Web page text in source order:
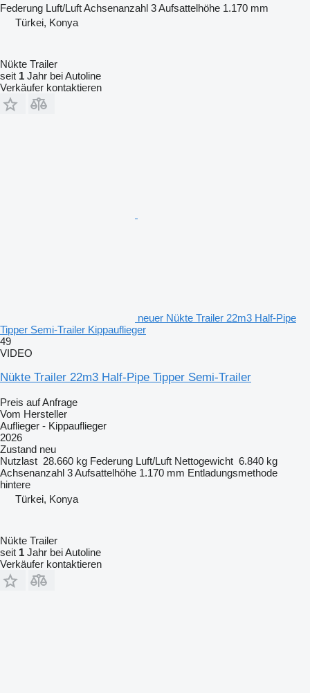
Federung Luft/LuftAchsenanzahl 3Aufsattelhöhe 1.170 mm
Türkei, Konya
Nükte Trailer
seit 1 Jahr bei Autoline
Verkäufer kontaktieren
neuer Nükte Trailer 22m3 Half-Pipe
Tipper Semi-Trailer Kippauflieger
49
VIDEO
Nükte Trailer 22m3 Half-Pipe Tipper Semi-Trailer
Preis auf Anfrage
Vom Hersteller
Auflieger - Kippauflieger
2026
Zustand neu
Nutzlast 28.660 kg Federung Luft/Luft Nettogewicht 6.840 kg
Achsenanzahl 3Aufsattelhöhe 1.170 mm Entladungsmethode
hintere
Türkei, Konya
Nükte Trailer
seit 1 Jahr bei Autoline
Verkäufer kontaktieren